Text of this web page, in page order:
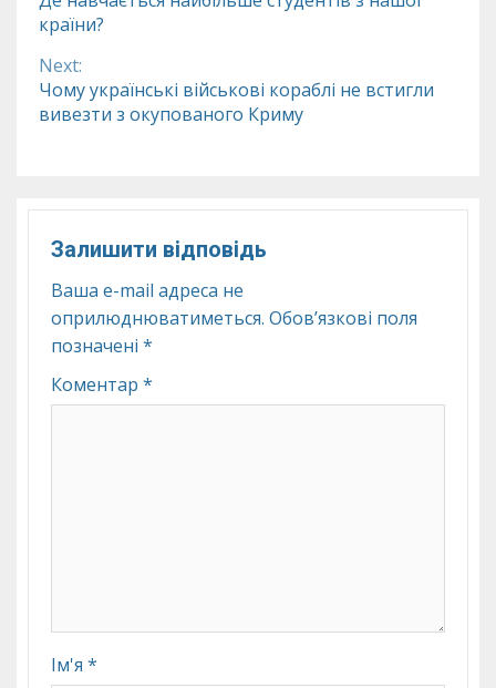
Reading
країни?
Next:
Чому українські військові кораблі не встигли
вивезти з окупованого Криму
Залишити відповідь
Ваша e-mail адреса не
оприлюднюватиметься. Обов’язкові поля
позначені *
Коментар *
Ім'я *